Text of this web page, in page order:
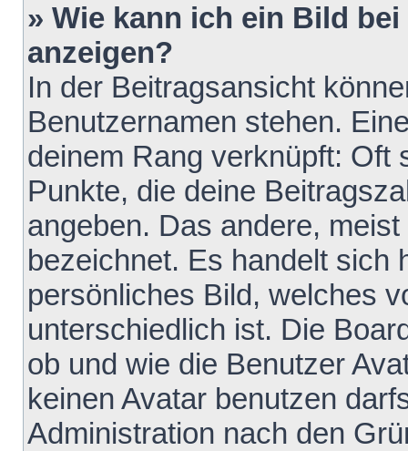
» Wie kann ich ein Bild
anzeigen?
In der Beitragsansicht
Benutzernamen stehen.
deinem Rang verknüpft: Oft
Punkte, die deine
angeben. Das andere,
bezeichnet. Es handelt sich
persönliches Bild, welches
unterschiedlich ist. Die
ob und wie die Benutzer
keinen Avatar benutzen
Administration nach den